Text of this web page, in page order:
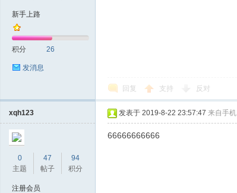
新手上路
积分 26
发消息
回复 支持 反对
xqh123
0
主题
47
帖子
94
积分
注册会员
发表于 2019-8-22 23:57:47 来自手机
66666666666